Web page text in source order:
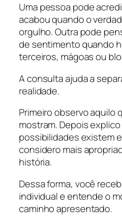
Uma pessoa pode
acabou quando o
orgulho. Outra pode
de sentimento quando
terceiros, mágoas ou
A consulta ajuda a
realidade.
Primeiro observo aquilo
mostram. Depois
possibilidades existem
considero mais
história.
Dessa forma, você
individual e entende o
caminho apresentado.